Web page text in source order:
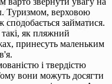
Туризмом, верховою
займатися.
як пляжний
принесуть маленьким
і твердістю
вони можуть досягти